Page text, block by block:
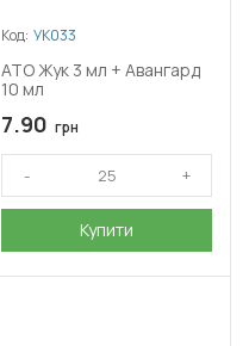
Код: УК033
АТО Жук 3 мл + Авангард
10 мл
7.90 грн
Купити